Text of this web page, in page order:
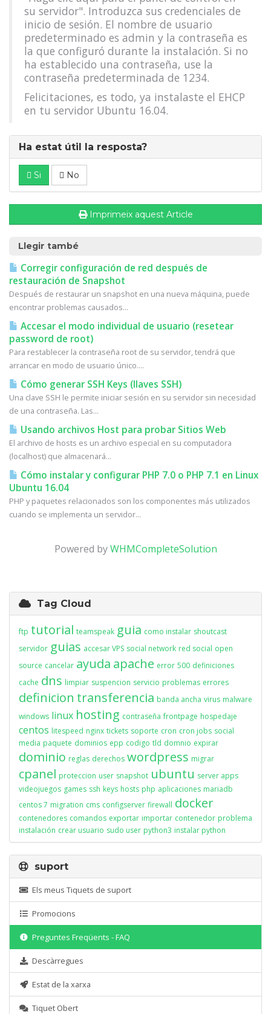
su servidor". Introduzca sus credenciales de
inicio de sesión. El nombre de usuario
predeterminado es admin y la contraseña es
la que configuró durante la instalación. Si no
ha establecido una contraseña, use la
contraseña predeterminada de 1234.
Felicitaciones, es todo, ya instalaste el EHCP
en tu servidor Ubuntu 16.04.
Ha estat útil la resposta?
Si No
Imprimeix aquest Article
Llegir també
Corregir configuración de red después de
restauración de Snapshot
Después de restaurar un snapshot en una nueva máquina, puede
encontrar problemas causados...
Accesar el modo individual de usuario (resetear
password de root)
Para restablecer la contraseña root de su servidor, tendrá que
arrancar en modo de usuario único....
Cómo generar SSH Keys (llaves SSH)
Una clave SSH le permite iniciar sesión en su servidor sin necesidad
de una contraseña. Las...
Usando archivos Host para probar Sitios Web
El archivo de hosts es un archivo especial en su computadora
(localhost) que almacenará...
Cómo instalar y configurar PHP 7.0 o PHP 7.1 en Linux
Ubuntu 16.04
PHP y paquetes relacionados son los componentes más utilizados
cuando se implementa un servidor...
Powered byWHMCompleteSolution
Tag Cloud
ftp tutorial teamspeak guia como instalar shoutcast
servidor guias accesar VPS social network red social open
source cancelar ayuda apache error 500 definiciones
cache dns limpiar suspencion servicio problemas errores
definicion transferencia banda ancha virus malware
windows linux hosting contraseña frontpage hospedaje
centos litespeed nginx tickets soporte cron cron jobs social
media paquete dominios epp codigo tld domnio expirar
dominio reglas derechos wordpress migrar
cpanel proteccion user snapshot ubuntu server apps
videojuegos games ssh keys hosts php aplicaciones mariadb
centos 7 migration cms configserver firewall docker
contenedores comandos exportar importar contenedor problema
instalación crear usuario sudo user python3 instalar python
suport
Els meus Tiquets de suport
Promocions
Preguntes Freqüents - FAQ
Descàrregues
Estat de la xarxa
Tiquet Obert